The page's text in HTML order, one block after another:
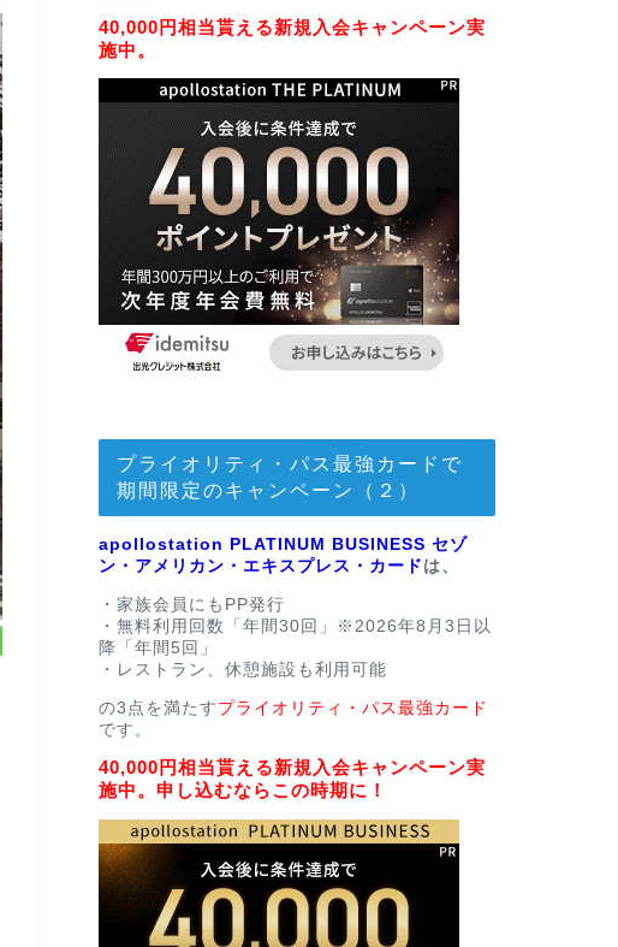
40,000円相当貰える新規入会キャンペーン実
施中。
プライオリティ・パス最強カードで
期間限定のキャンペーン（２）
apollostation PLATINUM BUSINESS セゾ
ン・アメリカン・エキスプレス・カード は、
・家族会員にもPP発行
・無料利用回数「年間30回」※2026年8月3日以
降「年間5回」
・レストラン、休憩施設も利用可能
の3点を満たす プライオリティ・パス最強カード
です。
40,000円相当貰える新規入会キャンペーン実
施中。申し込むならこの時期に！